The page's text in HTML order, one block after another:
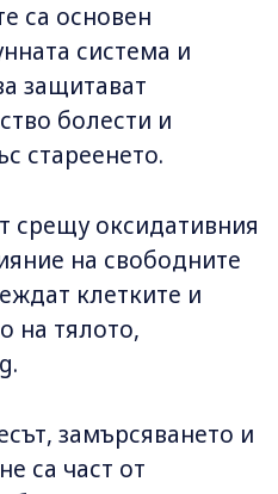
са основен
система и
защитават
болести и
стареенето.
срещу оксидативния
на свободните
клетките и
на тялото,
замърсяването и
са част от